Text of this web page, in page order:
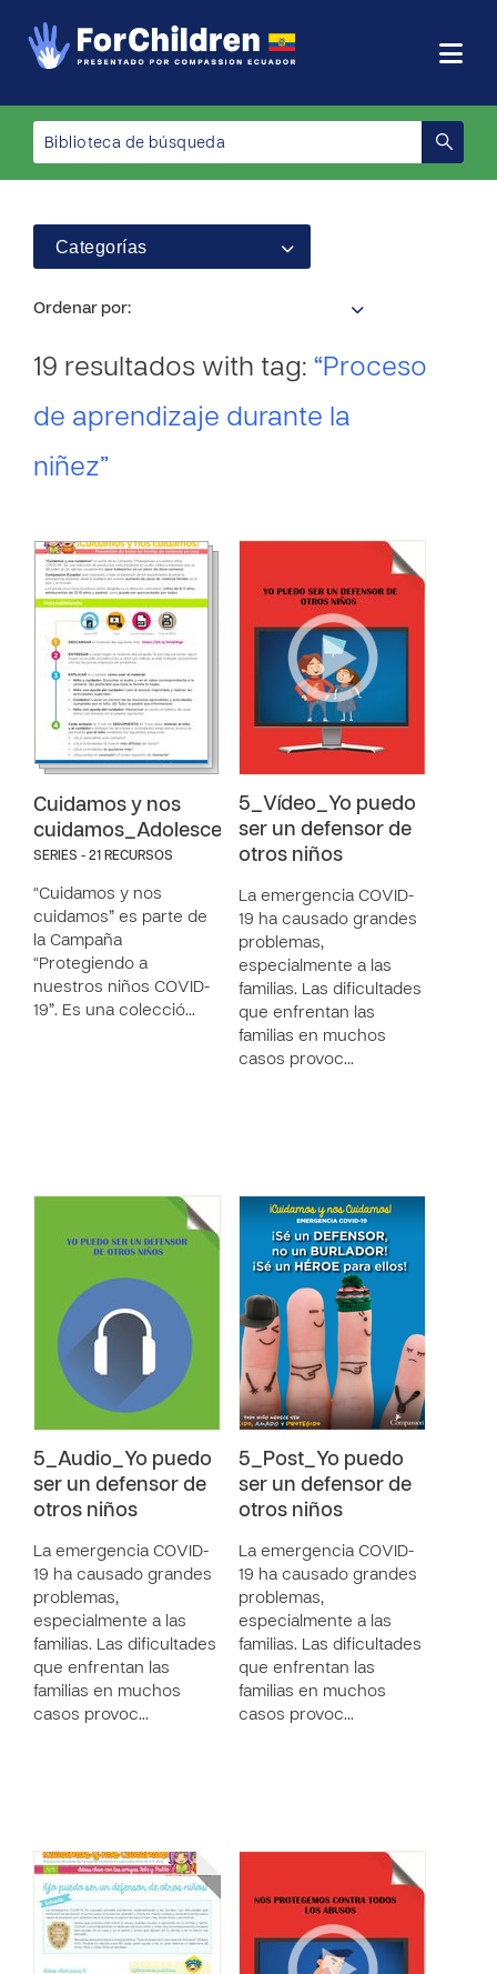
Categorías
Ordenar por:
19 resultados with tag: “Proceso
de aprendizaje durante la
niñez”
Cuidamos y nos
cuidamos_Adolescentes
SERIES - 21 RECURSOS
“Cuidamos y nos
cuidamos” es parte de
la Campaña
“Protegiendo a
nuestros niños COVID-
19”. Es una colecció…
5_Vídeo_Yo puedo
ser un defensor de
otros niños
La emergencia COVID-
19 ha causado grandes
problemas,
especialmente a las
familias. Las dificultades
que enfrentan las
familias en muchos
casos provoc…
5_Audio_Yo puedo
ser un defensor de
otros niños
La emergencia COVID-
19 ha causado grandes
problemas,
especialmente a las
familias. Las dificultades
que enfrentan las
familias en muchos
casos provoc…
5_Post_Yo puedo
ser un defensor de
otros niños
La emergencia COVID-
19 ha causado grandes
problemas,
especialmente a las
familias. Las dificultades
que enfrentan las
familias en muchos
casos provoc…